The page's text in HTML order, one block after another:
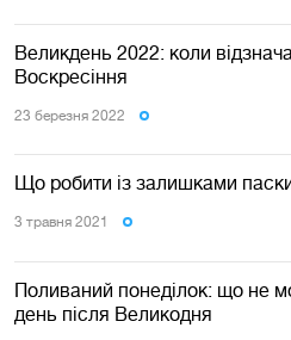
Великдень 2022: коли
Воскресіння
23 березня 2022
Що робити із залишками
3 травня 2021
Поливаний понеділок: що не
день після Великодня